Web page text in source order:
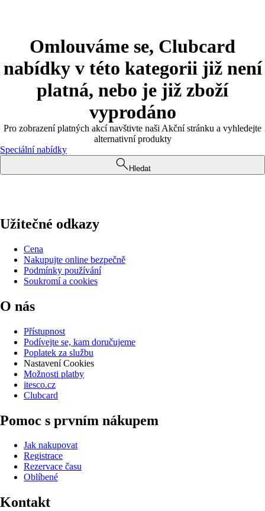
Omlouváme se, Clubcard
nabídky v této kategorii již není
platná, nebo je již zboží
vyprodáno
Pro zobrazení platných akcí navštivte naši Akční stránku a vyhledejte
alternativní produkty
Speciální nabídky
Hledat
Užitečné odkazy
Cena
Nakupujte online bezpečně
Podmínky používání
Soukromí a cookies
O nás
Přístupnost
Podívejte se, kam doručujeme
Poplatek za službu
Nastavení Cookies
Možnosti platby
itesco.cz
Clubcard
Pomoc s prvním nákupem
Jak nakupovat
Registrace
Rezervace času
Oblíbené
Kontakt